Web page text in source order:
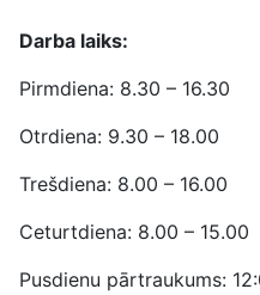
Darba laiks:
Pirmdiena: 8.30 – 16.30
Otrdiena: 9.30 – 18.00
Trešdiena: 8.00 – 16.00
Ceturtdiena: 8.00 – 15.00
Pusdienu pārtraukums: